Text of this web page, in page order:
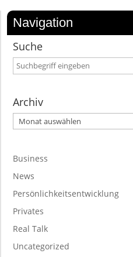
Navigation
Suche
Archiv
Archiv
Business
News
Persönlichkeitsentwicklung
Privates
Real Talk
Uncategorized